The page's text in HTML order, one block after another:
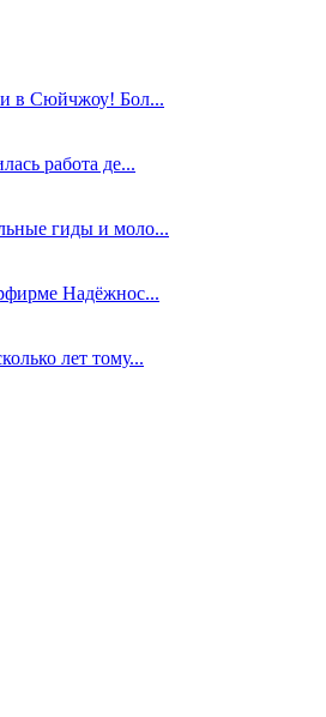
в Сюйчжоу! Бол...
работа де...
гиды и моло...
Надёжнос...
лет тому...